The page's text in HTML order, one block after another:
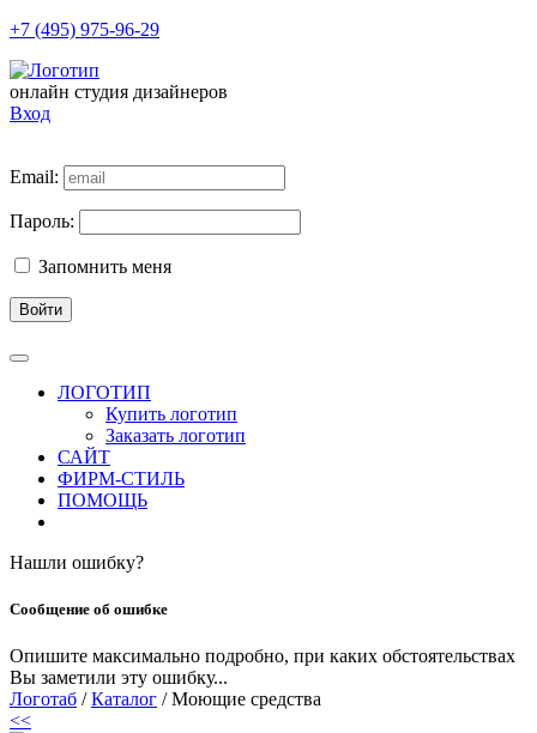
+7 (495) 975-96-29
онлайн студия дизайнеров
Вход
Email:
Пароль:
Запомнить меня
Войти
ЛОГОТИП
Купить логотип
Заказать логотип
САЙТ
ФИРМ-СТИЛЬ
ПОМОЩЬ
Нашли ошибку?
Сообщение об ошибке
Опишите максимально подробно, при каких обстоятельствах
Вы заметили эту ошибку...
Логотаб /Каталог / Моющие средства
<<